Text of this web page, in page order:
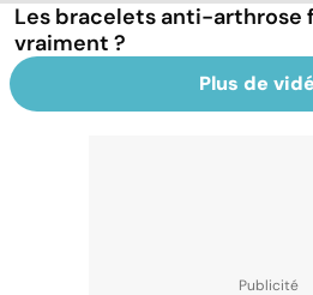
Les bracelets anti-
vraiment ?
Plus de